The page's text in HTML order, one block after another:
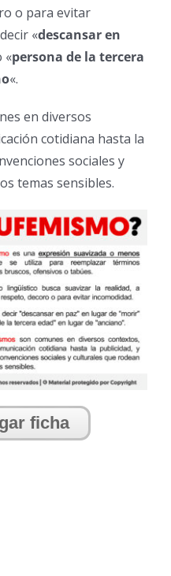
o para evitar
«descansar en
«persona de la tercera
«.
en diversos
cotidiana hasta la
sociales y
temas sensibles.
ficha